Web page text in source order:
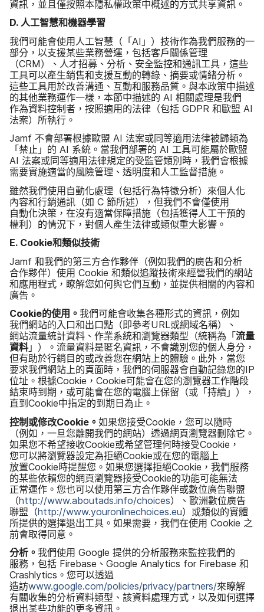
資訊，​並​且​僅​按照​本​隱私權​政策​中​概述​的​方式​共享​資訊。
D. 人​工智慧​和​機器​學習
我們​可能​會​使用​人​工智慧（​「AI 」​）​技術​作為​我們​服務​的​一​
部分，​以​支援​某些​業務​營運，​包括​客戶​關係​管理​
（CRM）、​人才​招募、​分析、​安全​監控​和​通訊​工具，​這些​
工具​可以​產生​銷售​和​支援​互動​的​轉錄、​摘要​或​情緒​分析。​
這些​工具​用於​改善​溝通、​互動​和​服務​品質。​與​本​政策​中​描述​
的​其他​業務​運作​一樣，​本節​中​描述​的 AI 相關​處理​是​我們​
作為​資料​控制​者，​按照​適用​的​法律​（​包括 GDPR 和​歐盟 AI
法案​）所​執行。
Jamf 不會​部署​根據​歐盟 AI 法案​或同​等​適用​法律​被​歸類​為​
「禁止」​的 AI 系統。​當我們​部署​的 AI 工具​可能​屬於​歐盟
AI 法案​或同​等​適用​法律​規定​的​受監管​類別​時，​我們​會​根據​
需要​實施​適當​的​風險​管理、​透明​度​和​人​工監督​措施。
雖然​我們​使用​自動化​處理​（包括​行為​特徵​分析​）​來​個​人化​
內容​和​行銷​通訊（如 C 節​所​述），​但​我們​不會​僅​使用​
自動化​決策，​在​沒有​適當​保障​措施​（​包括​獲得​人​工干​預​的​
權利）​的​情況​下，​對​個人​產生​法律​或​類似​重大​影響。
E. Cookie和​類似​技術
Jamf 和​我們​的​第三​方​合作​夥伴​（例​如​我們​的​廣告​和​分析​
合作​夥​伴）​使用 Cookie 和​類似​追蹤​技術​來​經營​我們​的​網站​
和​應用​程式，​瞭解您​如何​與​它們​互動，​並​提供​相關​的​內容​和​
廣告。
Cookie的​使用。 我們​可能​會​收集​各​種​形式​的​資訊，​例如​
我們​網站​的​入口​和​出口點（即​參考URL或​網域​名​稱）、​
網站​流量​統計​資料、​作業​系統​和​瀏覽器​類型​（統​稱為​「流量​
資料」​）。​流量​資料​是​匿名​資訊，​不會​識別您​的​個人​身分，​
但​有助​於​行銷目​的​或​改善​您​在​網站​上​的​體驗。​此外，​當您​
要求​我們​網站​上​的​頁面​時，​我們​的​伺服器會​自動​記錄您​的IP
位址。​根據Cookie ， Cookie可能​會​在​您​的​瀏覽器​工作​階段​
結束​時​到​期，​或​可能​會​在​您​的​電腦​上​保留（​或​「持續」​），​
直到 Cookie中​指定​的​到期日​為止。
控制​或​修改Cookie 。 如果​您​接受Cookie ，​您可以​隨時​
（例如，​一旦​您離開​我們​的​網站​）透過​網頁​瀏覽器​刪​除它。​
如果​您不​希望​接收Cookie或​希望​管理何​時​接受Cookie ，​
您可以​將​瀏覽器​設定​為​拒絕Cookie或​在​您​的​電腦​上​
放置Cookie時​提醒您。​如果​您​選擇​拒絕Cookie ，​我們​服務​
的​某些​依​賴您​的​網頁​瀏覽器​接受Cookie的​功能​可能​無法​
正常​運作。​您​也​可以​使用​第三​方​合作​夥伴​或​數​位​廣告​聯盟​
（http://www.aboutads.info/choices）、​歐洲​數​位​廣告​
聯盟​（http://www.youronlinechoices.eu）​或​類似​的​實體​
所​提供​的​選擇​退出​工具。​如果​需要，​我們​在​使用 Cookie 之​
前會​取得​同意。
分析。 我們​使用 Google 提供​的​分析​服務​來​監控​我們​的​
服務，​包括 Firebase 、 Google Analytics for Firebase 和
Crashlytics 。​您​可以​透過​
造訪www.google.com/policies/privacy/partners/來​瞭解​
有關​收集​的​分析​資料​類型、​該​資料​處理​方式，​以及​如何​選擇​
退出​某些​功能​的​更多​資訊。